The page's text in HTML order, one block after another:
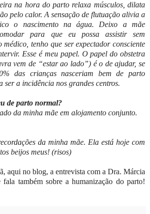
na hora do parto relaxa músculos, dilata
pelo calor. A sensação de flutuação alivia a
o nascimento na água. Deixo a mãe
para que eu possa assistir sem
tenho que ser expectador consciente
Esse é meu papel. O papel do obstetra
vem de “estar ao lado”) é o de ajudar, se
das crianças nasceriam bem de parto
ser a incidência nos grandes centros.
de parto normal?
da minha mãe em alojamento conjunto.
da minha mãe. Ela está hoje com
beijos meus! (risos)
aqui no blog, a entrevista com a Dra. Márcia
também sobre a humanização do parto!